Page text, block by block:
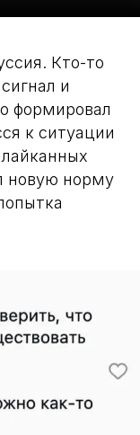
Кто-то
и
формировал
к ситуации
новую норму